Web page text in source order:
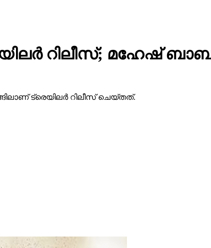
റിലീസ്; മഹേഷ്
ട്രെയിലര്‍ റിലീസ് ചെയ്തത്.